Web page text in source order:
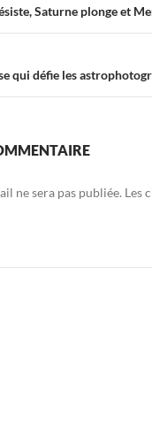
Saturne plonge et
qui défie les
ne sera pas publiée. Les